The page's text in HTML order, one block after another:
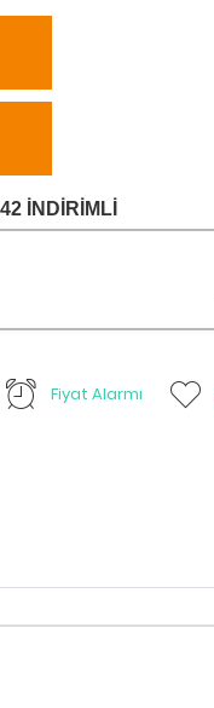
İNDİRİMLİ
Fiyat Alarmı